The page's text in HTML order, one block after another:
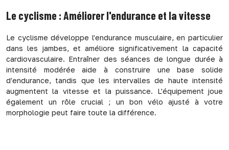
Le cyclisme : Améliorer l'endurance et la vitesse
Le cyclisme développe l'endurance musculaire, en particulier
dans les jambes, et améliore significativement la capacité
cardiovasculaire. Entraîner des séances de longue durée à
intensité modérée aide à construire une base solide
d'endurance, tandis que les intervalles de haute intensité
augmentent la vitesse et la puissance. L'équipement joue
également un rôle crucial ; un bon vélo ajusté à votre
morphologie peut faire toute la différence.